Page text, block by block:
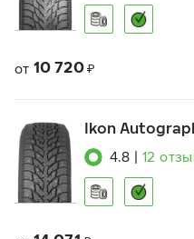
от 10 720 ₽
Ikon
4.8 12